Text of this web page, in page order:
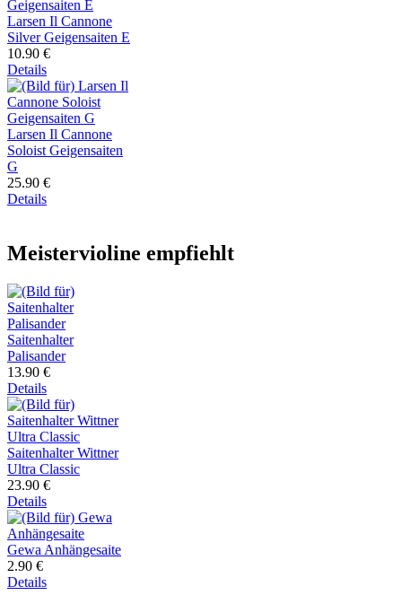
Larsen Il Cannone
Silver Geigensaiten E
10.90 €
Details
Larsen Il Cannone
Soloist Geigensaiten
G
25.90 €
Details
Meistervioline empfiehlt
Saitenhalter
Palisander
13.90 €
Details
Saitenhalter Wittner
Ultra Classic
23.90 €
Details
Gewa Anhängesaite
2.90 €
Details